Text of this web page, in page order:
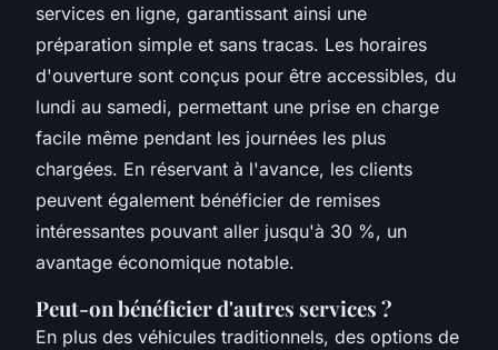
services en ligne, garantissant ainsi une
préparation simple et sans tracas. Les horaires
d'ouverture sont conçus pour être accessibles, du
lundi au samedi, permettant une prise en charge
facile même pendant les journées les plus
chargées. En réservant à l'avance, les clients
peuvent également bénéficier de remises
intéressantes pouvant aller jusqu'à 30 %, un
avantage économique notable.
Peut-on bénéficier d'autres services ?
En plus des véhicules traditionnels, des options de